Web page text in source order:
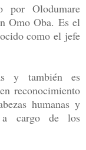
por Olodumare
Omo Oba. Es el
como el jefe
y también es
reconocimiento
humanas y
a cargo de los